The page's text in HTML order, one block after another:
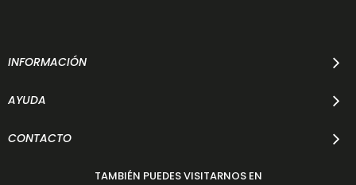
INFORMACIÓN
AYUDA
CONTACTO
TAMBIÉN PUEDES VISITARNOS EN